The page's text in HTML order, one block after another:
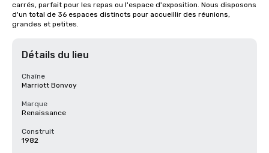
carrés, parfait pour les repas ou l'espace d'exposition. Nous disposons
d'un total de 36 espaces distincts pour accueillir des réunions,
grandes et petites.
Détails du lieu
Chaîne
Marriott Bonvoy
Marque
Renaissance
Construit
1982